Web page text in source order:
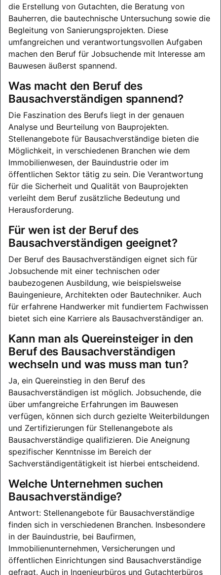
die Erstellung von Gutachten, die Beratung von
Bauherren, die bautechnische Untersuchung sowie die
Begleitung von Sanierungsprojekten. Diese
umfangreichen und verantwortungsvollen Aufgaben
machen den Beruf für Jobsuchende mit Interesse am
Bauwesen äußerst spannend.
Was macht den Beruf des
Bausachverständigen spannend?
Die Faszination des Berufs liegt in der genauen
Analyse und Beurteilung von Bauprojekten.
Stellenangebote für Bausachverständige bieten die
Möglichkeit, in verschiedenen Branchen wie dem
Immobilienwesen, der Bauindustrie oder im
öffentlichen Sektor tätig zu sein. Die Verantwortung
für die Sicherheit und Qualität von Bauprojekten
verleiht dem Beruf zusätzliche Bedeutung und
Herausforderung.
Für wen ist der Beruf des
Bausachverständigen geeignet?
Der Beruf des Bausachverständigen eignet sich für
Jobsuchende mit einer technischen oder
baubezogenen Ausbildung, wie beispielsweise
Bauingenieure, Architekten oder Bautechniker. Auch
für erfahrene Handwerker mit fundiertem Fachwissen
bietet sich eine Karriere als Bausachverständiger an.
Kann man als Quereinsteiger in den
Beruf des Bausachverständigen
wechseln und was muss man tun?
Ja, ein Quereinstieg in den Beruf des
Bausachverständigen ist möglich. Jobsuchende, die
über umfangreiche Erfahrungen im Bauwesen
verfügen, können sich durch gezielte Weiterbildungen
und Zertifizierungen für Stellenangebote als
Bausachverständige qualifizieren. Die Aneignung
spezifischer Kenntnisse im Bereich der
Sachverständigentätigkeit ist hierbei entscheidend.
Welche Unternehmen suchen
Bausachverständige?
Antwort: Stellenangebote für Bausachverständige
finden sich in verschiedenen Branchen. Insbesondere
in der Bauindustrie, bei Baufirmen,
Immobilienunternehmen, Versicherungen und
öffentlichen Einrichtungen sind Bausachverständige
gefragt. Auch in Ingenieurbüros und Gutachterbüros